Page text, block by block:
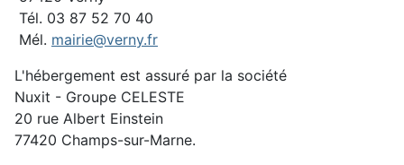
Tél. 03 87 52 70 40
Mél. mairie@verny.fr
L'hébergement est assuré par la société
Nuxit - Groupe CELESTE
20 rue Albert Einstein
77420 Champs-sur-Marne.